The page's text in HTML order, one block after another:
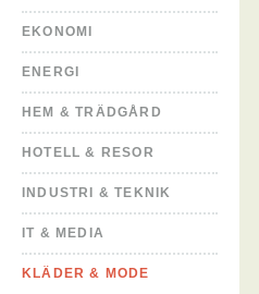
EKONOMI
ENERGI
HEM & TRÄDGÅRD
HOTELL & RESOR
INDUSTRI & TEKNIK
IT & MEDIA
KLÄDER & MODE